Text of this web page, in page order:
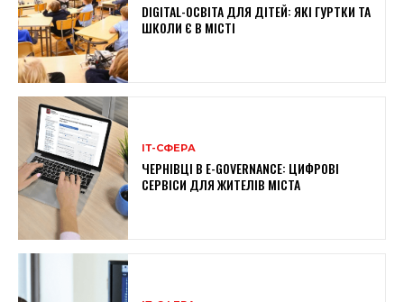
DIGITAL-ОСВІТА ДЛЯ ДІТЕЙ: ЯКІ ГУРТКИ ТА
ШКОЛИ Є В МІСТІ
ІТ-СФЕРА
ЧЕРНІВЦІ В E-GOVERNANCE: ЦИФРОВІ
СЕРВІСИ ДЛЯ ЖИТЕЛІВ МІСТА